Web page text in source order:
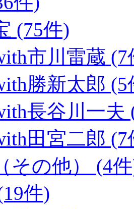
(75件)
市川雷蔵 (7
勝新太郎 (5
長谷川一夫
田宮二郎 (7
その他） (4
件)